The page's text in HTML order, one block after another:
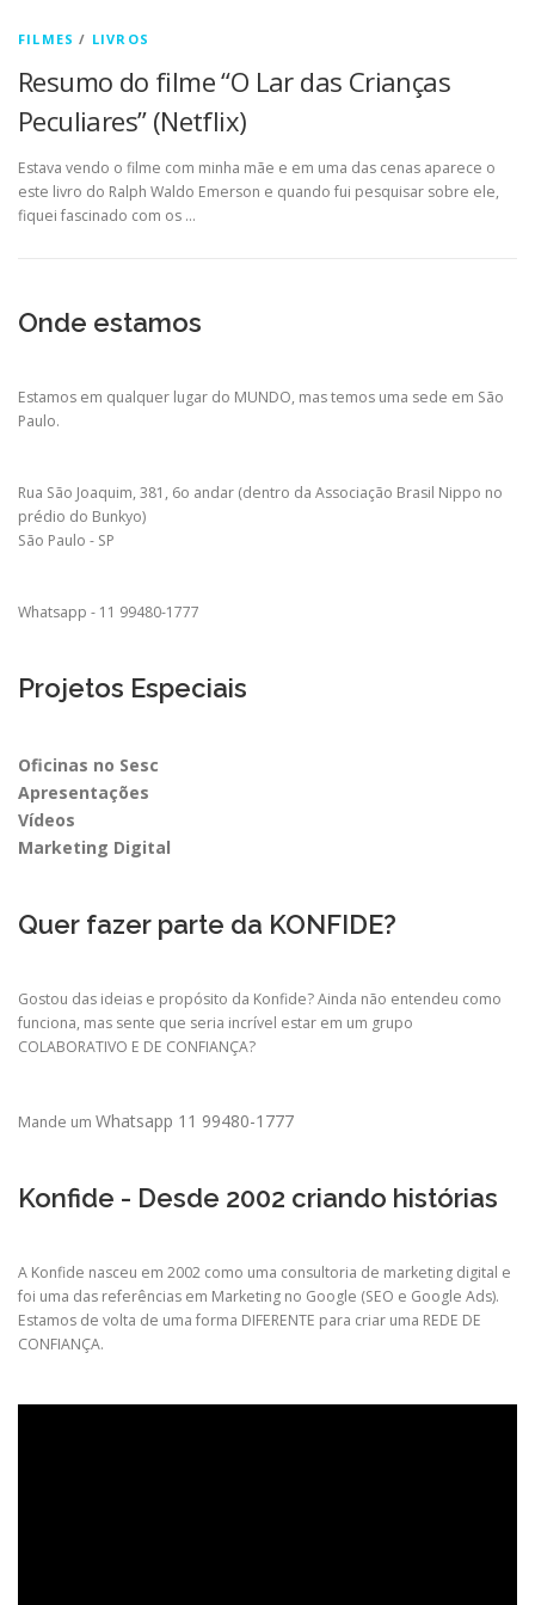
FILMES / LIVROS
Resumo do filme “O Lar das Crianças
Peculiares” (Netflix)
Estava vendo o filme com minha mãe e em uma das cenas aparece o
este livro do Ralph Waldo Emerson e quando fui pesquisar sobre ele,
fiquei fascinado com os …
Onde estamos
Estamos em qualquer lugar do MUNDO, mas temos uma sede em São
Paulo.
Rua São Joaquim, 381, 6o andar (dentro da Associação Brasil Nippo no
prédio do Bunkyo)
São Paulo - SP
Whatsapp - 11 99480-1777
Projetos Especiais
Oficinas no Sesc
Apresentações
Vídeos
Marketing Digital
Quer fazer parte da KONFIDE?
Gostou das ideias e propósito da Konfide? Ainda não entendeu como
funciona, mas sente que seria incrível estar em um grupo
COLABORATIVO E DE CONFIANÇA?
Mande um Whatsapp 11 99480-1777
Konfide - Desde 2002 criando histórias
A Konfide nasceu em 2002 como uma consultoria de marketing digital e
foi uma das referências em Marketing no Google (SEO e Google Ads).
Estamos de volta de uma forma DIFERENTE para criar uma REDE DE
CONFIANÇA.